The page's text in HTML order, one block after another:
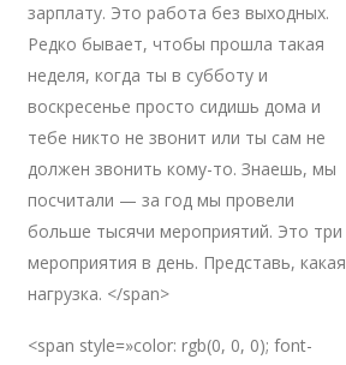
зарплату. Это работа без выходных.
Редко бывает, чтобы прошла такая
неделя, когда ты в субботу и
воскресенье просто сидишь дома и
тебе никто не звонит или ты сам не
должен звонить кому-то. Знаешь, мы
посчитали — за год мы провели
больше тысячи мероприятий. Это три
мероприятия в день. Представь, какая
нагрузка. </span>
<span style=»color: rgb(0, 0, 0); font-